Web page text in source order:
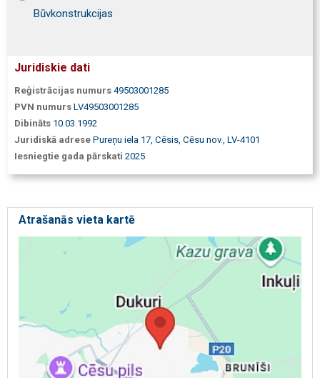
Būvkonstrukcijas
Juridiskie dati
Reģistrācijas numurs 49503001285
PVN numurs LV49503001285
Dibināts 10.03.1992
Juridiskā adrese Pureņu iela 17, Cēsis, Cēsu nov., LV-4101
Iesniegtie gada pārskati 2025
Atrašanās vieta kartē